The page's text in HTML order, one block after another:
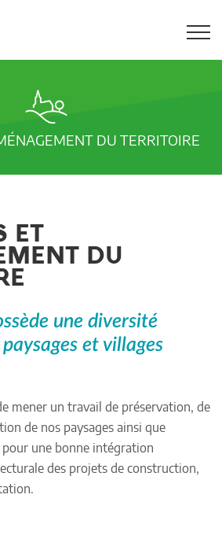
DU TERRITOIRE
ET
DU
une diversité
et villages
mener un travail de préservation, de
de nos paysages ainsi que
une bonne intégration
des projets de construction,